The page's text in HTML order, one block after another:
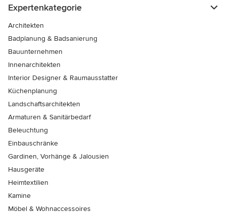
Expertenkategorie
Architekten
Badplanung & Badsanierung
Bauunternehmen
Innenarchitekten
Interior Designer & Raumausstatter
Küchenplanung
Landschaftsarchitekten
Armaturen & Sanitärbedarf
Beleuchtung
Einbauschränke
Gardinen, Vorhänge & Jalousien
Hausgeräte
Heimtextilien
Kamine
Möbel & Wohnaccessoires